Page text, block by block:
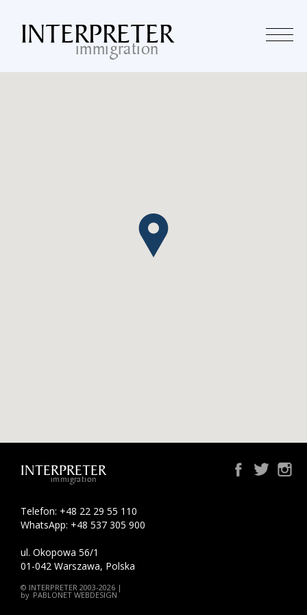
INTERPRETER
immigration
INTERPRETER
immigration
Telefon: +48 22 29 55 110
WhatsApp: +48 537 305 900
ul. Okopowa 56/1
01-042 Warszawa, Polska
© INTERPRETER 2003-2026 |
by PABLONET WEBDESIGN